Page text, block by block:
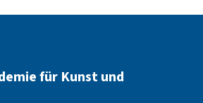
für Kunst und